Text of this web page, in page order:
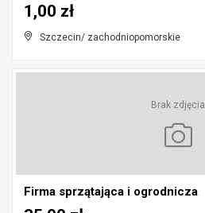
Szczecin/ zachodniopomorskie
1,00 zł
Brak zdjęcia
Firma sprzątająca i ogrodnicza